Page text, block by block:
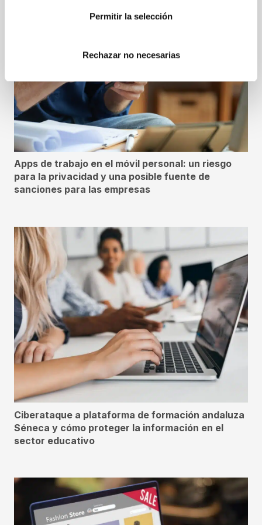
Permitir la selección
Rechazar no necesarias
Apps de trabajo en el móvil personal: un riesgo
para la privacidad y una posible fuente de
sanciones para las empresas
Ciberataque a plataforma de formación andaluza
Séneca y cómo proteger la información en el
sector educativo